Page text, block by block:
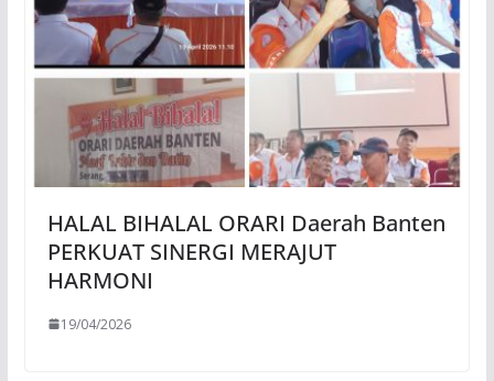
HALAL BIHALAL ORARI Daerah Banten
PERKUAT SINERGI MERAJUT
HARMONI
19/04/2026